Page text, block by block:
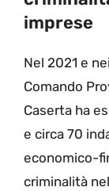
imprese
Nel 2021 e
Comando
Caserta ha
e circa 70
economico-
criminalità